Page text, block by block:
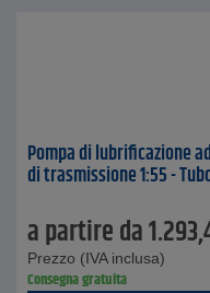
Pompa di lubrificazione
di trasmissione 1:55 -
a partire da
Prezzo (IVA inclusa)
Consegna gratuita